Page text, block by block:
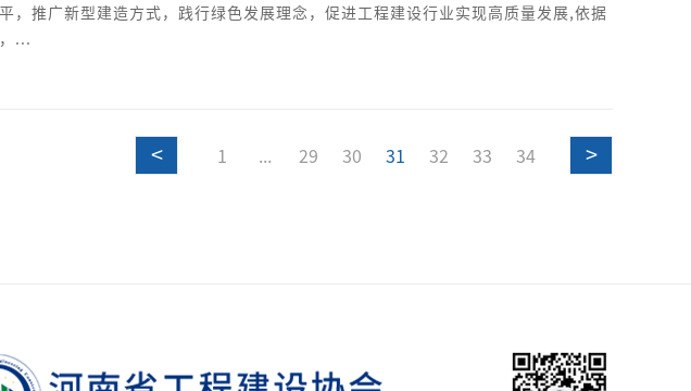
，推广新型建造方式，践行绿色发展理念，促进工程建设行业实现高质量发展,依据
...
< 1 ... 29 30 31 32 33 34 >